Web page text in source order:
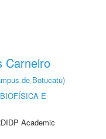
Carneiro
de Botucatu)
E
Academic